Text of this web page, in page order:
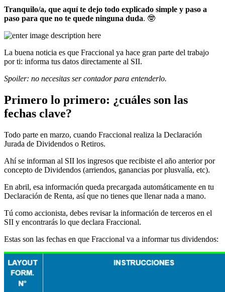
Tranquilo/a, que aquí te dejo todo explicado simple y paso a
paso para que no te quede ninguna duda. 🤓
La buena noticia es que Fraccional ya hace gran parte del trabajo
por ti: informa tus datos directamente al SII.
Spoiler: no necesitas ser contador para entenderlo.
Primero lo primero: ¿cuáles son las
fechas clave?
Todo parte en marzo, cuando Fraccional realiza la Declaración
Jurada de Dividendos o Retiros.
Ahí se informan al SII los ingresos que recibiste el año anterior por
concepto de Dividendos (arriendos, ganancias por plusvalía, etc).
En abril, esa información queda precargada automáticamente en tu
Declaración de Renta, así que no tienes que llenar nada a mano.
Tú como accionista, debes revisar la información de terceros en el
SII y encontrarás lo que declara Fraccional.
Estas son las fechas en que Fraccional va a informar tus dividendos: